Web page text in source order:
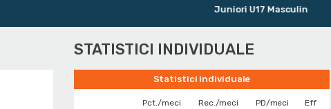
Juniori U17 Masculin
STATISTICI INDIVIDUALE
Statistici individuale
Pct./meci Rec./meci PD/meci
Eff